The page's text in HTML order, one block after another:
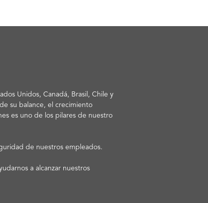
Unidos, Canadá, Brasil, Chile y
su balance, el crecimiento
es uno de los pilares de nuestro
de nuestros empleados.
a alcanzar nuestros